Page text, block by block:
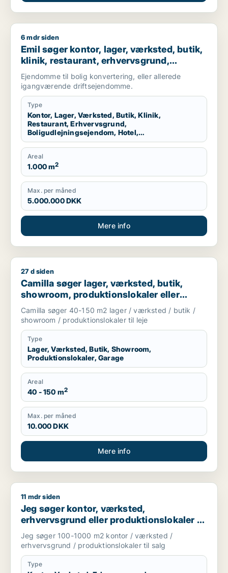
Emil søger kontor, lager, værksted, butik, klinik,
6 mdr siden
Emil søger kontor, lager, værksted, butik,
klinik, restaurant, erhvervsgrund,
boligudlejningsejendom, hotel,
produktionslokaler eller garage til salg i
Nordsjælland
Ejendomme til bolig konvertering, eller allerede
igangværende driftsejendomme.
Type
Kontor, Lager, Værksted, Butik, Klinik,
Restaurant, Erhvervsgrund,
Boligudlejningsejendom, Hotel,
Produktionslokaler, Garage
Areal
1.000 m2
Max. per måned
5.000.000 DKK
Mere info
Camilla søger lager, værksted, butik, showroom,
27 d siden
Camilla søger lager, værksted, butik,
showroom, produktionslokaler eller
garage til leje i Nordsjælland
Camilla søger 40-150 m2 lager / værksted / butik /
showroom / produktionslokaler til leje
Type
Lager, Værksted, Butik, Showroom,
Produktionslokaler, Garage
Areal
40 - 150 m2
Max. per måned
10.000 DKK
Mere info
Jeg søger kontor, værksted, erhvervsgrund eller
11 mdr siden
Jeg søger kontor, værksted,
erhvervsgrund eller produktionslokaler til
salg i Storkøbenhavn
Jeg søger 100-1000 m2 kontor / værksted /
erhvervsgrund / produktionslokaler til salg
Type